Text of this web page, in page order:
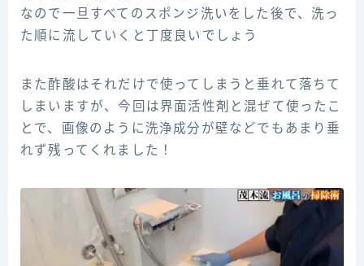
なので一旦すべてのスポンジ洗いをした後で、洗っ
た順に流していくと丁度良いでしょう
また酢酸はそれだけで使ってしまうと垂れて落ちて
しまいますが、今回は界面活性剤と混ぜて使ったこ
とで、画像のように洗浄成分が壁などでもあまり垂
れず残ってくれました！